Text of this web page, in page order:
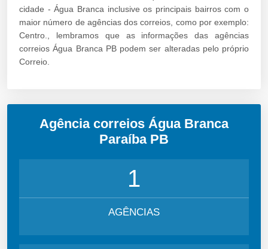
cidade - Água Branca inclusive os principais bairros com o
maior número de agências dos correios, como por exemplo:
Centro., lembramos que as informações das agências
correios Água Branca PB podem ser alteradas pelo próprio
Correio.
Agência correios Água Branca
Paraíba PB
1
AGÊNCIAS